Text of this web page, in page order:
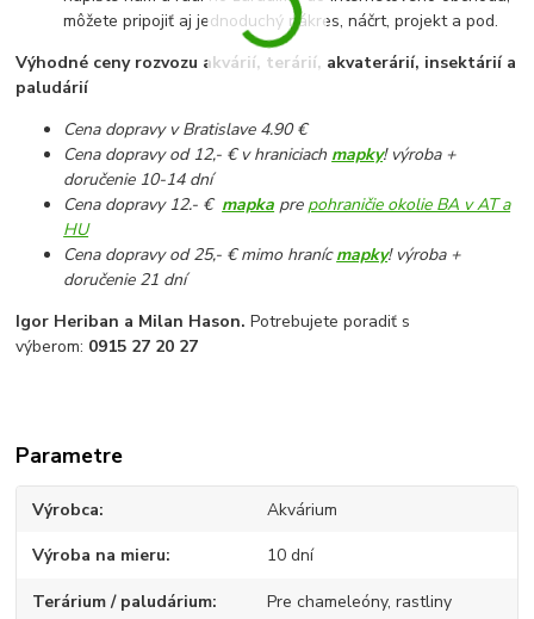
môžete pripojiť aj jednoduchý nákres, náčrt, projekt a pod.
Výhodné ceny rozvozu akvárií, terárií, akvaterárií, insektárií a
paludárií
Cena dopravy v Bratislave 4.90 €
Cena dopravy od 12,- € v hraniciach mapky! výroba +
doručenie 10-14 dní
Cena dopravy 12.- € mapka pre pohraničie okolie BA v AT a
HU
Cena dopravy od 25,- € mimo hranícmapky! výroba +
doručenie 21 dní
Igor Heriban a Milan Hason.Potrebujete poradiť s
výberom: 0915 27 20 27
Parametre
Výrobca Akvárium
Výroba na mieru 10 dní
Terárium / paludárium Pre chameleóny, rastliny